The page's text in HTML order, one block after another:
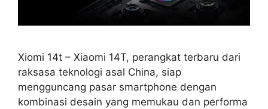
Xiomi 14t – Xiaomi 14T, perangkat terbaru dari
raksasa teknologi asal China, siap
mengguncang pasar smartphone dengan
kombinasi desain yang memukau dan performa